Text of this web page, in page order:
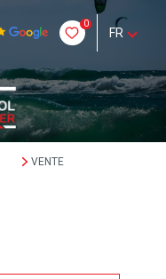
0
FR
VENTE